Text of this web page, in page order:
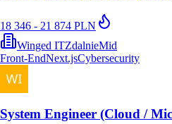
18 346 - 21 874 PLN
Winged ITZdalnieMid
Front-EndNext.jsCybersecurity
System Engineer (Cloud /